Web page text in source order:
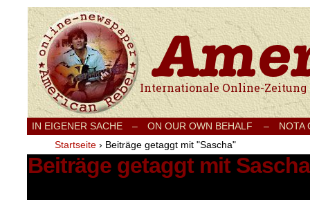
Internationale Onlinezeitung für Frieden,
IN EIGENER SACHE – ON OUR OWN BEHALF –
NOTA
Startseite › Beiträge getaggt mit "Sascha"
Beiträge getaggt mit Sascha